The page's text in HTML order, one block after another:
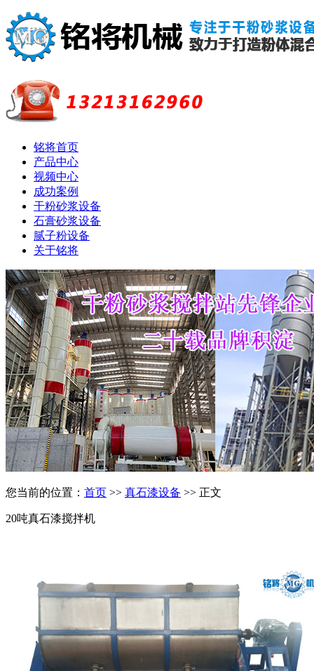
铭将首页
产品中心
视频中心
成功案例
干粉砂浆设备
石膏砂浆设备
腻子粉设备
关于铭将
您当前的位置： 首页 >> 真石漆设备 >> 正文
20吨真石漆搅拌机